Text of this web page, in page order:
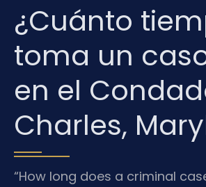
¿Cuánto
toma un
en el
Charles,
“How long does a criminal